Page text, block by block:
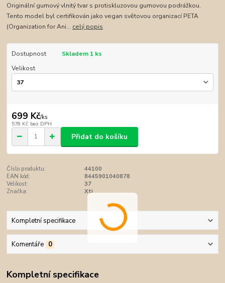
Originální gumový vlnitý tvar s protiskluzovou gumovou podrážkou.
Tento model byl certifikován jako vegan světovou organizací PETA
(Organization for Ani... celý popis
Dostupnost
Skladem 1 ks
Velikost
699 Kč/ks
578 Kč bez DPH
Přidat do košíku
Číslo produktu:
44100
EAN kód:
8445901040878
Velikost:
37
Značka:
Xti
Kompletní specifikace
Komentáře 0
Kompletní specifikace